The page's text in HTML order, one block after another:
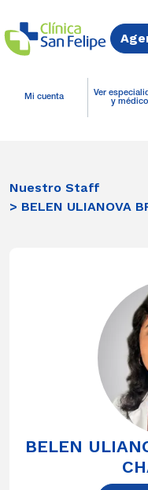
Mi cuenta
Ver
y
Nuestro Staff
> BELEN ULIANOVA
BELEN